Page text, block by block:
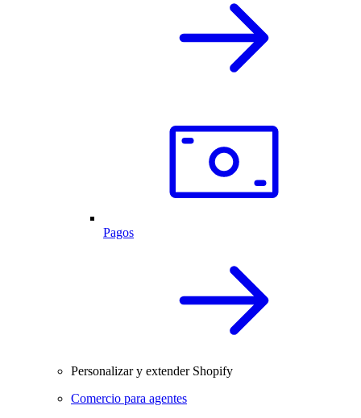
Pagos
Personalizar y extender Shopify
Comercio para agentes